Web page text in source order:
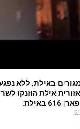
באילת, ללא
אילת הוזנקו
באילת.